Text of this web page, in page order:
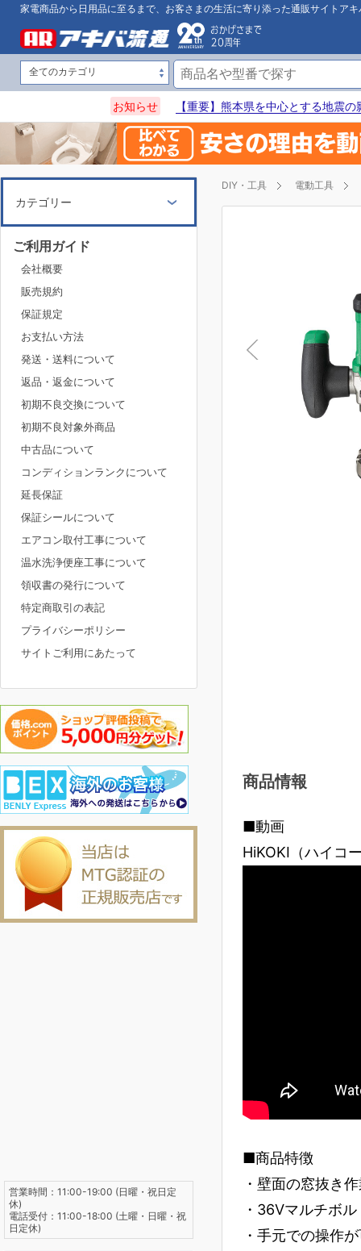
家電商品から日用品に至るまで、お客さまの生活に寄り添った通販サイトアキ
お知らせ 【重要】熊本県を中心とする地震
DIY・工具 電動工具
商品情報
■動画
HiKOKI（ハイコ
■商品特徴
・壁面の窓抜き
・36Vマルチボ
・手元での操作
カテゴリー
ご利用ガイド
会社概要
販売規約
保証規定
お支払い方法
発送・送料について
返品・返金について
初期不良交換について
初期不良対象外商品
中古品について
コンディションランクについて
延長保証
保証シールについて
エアコン取付工事について
温水洗浄便座工事について
領収書の発行について
特定商取引の表記
プライバシーポリシー
サイトご利用にあたって
営業時間：11:00-19:00 (日曜・祝日定
休)
電話受付：11:00-18:00 (土曜・日曜・祝
日定休)